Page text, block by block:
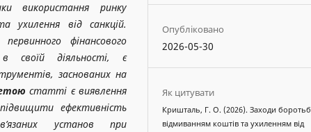
використання ринку
ухилення від санкцій.
фінансового
своїй діяльності, є
заснованих на
статті є виявлення
ефективність
установ при
Опубліковано
2026-05-30
Як цитувати
Кришталь, Г. О. (2026). Заходи
відмиванням коштів та ухиленням від